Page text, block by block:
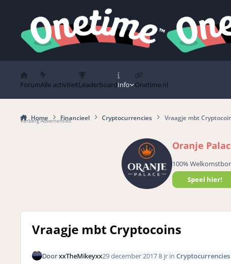
ForumAlle activiteitLeaderboardInfo Onetime.nl
Home Financieel Cryptocurrencies Vraagje mbt
Verberg Advertenties
Oranje
100%
Speel hier!
Vraagje mbt Cryptocoins
DoorxxTheMikeyxx29 december 20178 jrin Cryptocurrencies